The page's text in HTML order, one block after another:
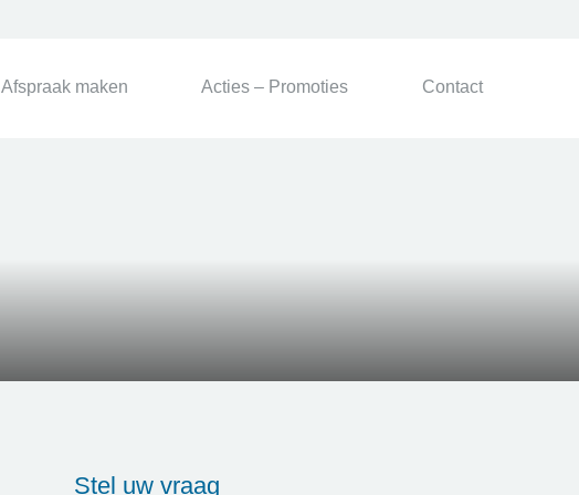
Afspraak maken Acties – Promoties Contact
Stel uw vraag